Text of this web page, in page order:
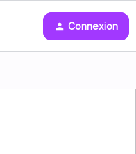
Connexion